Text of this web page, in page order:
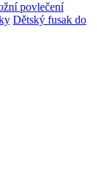
povlečení
Dětský fusak do